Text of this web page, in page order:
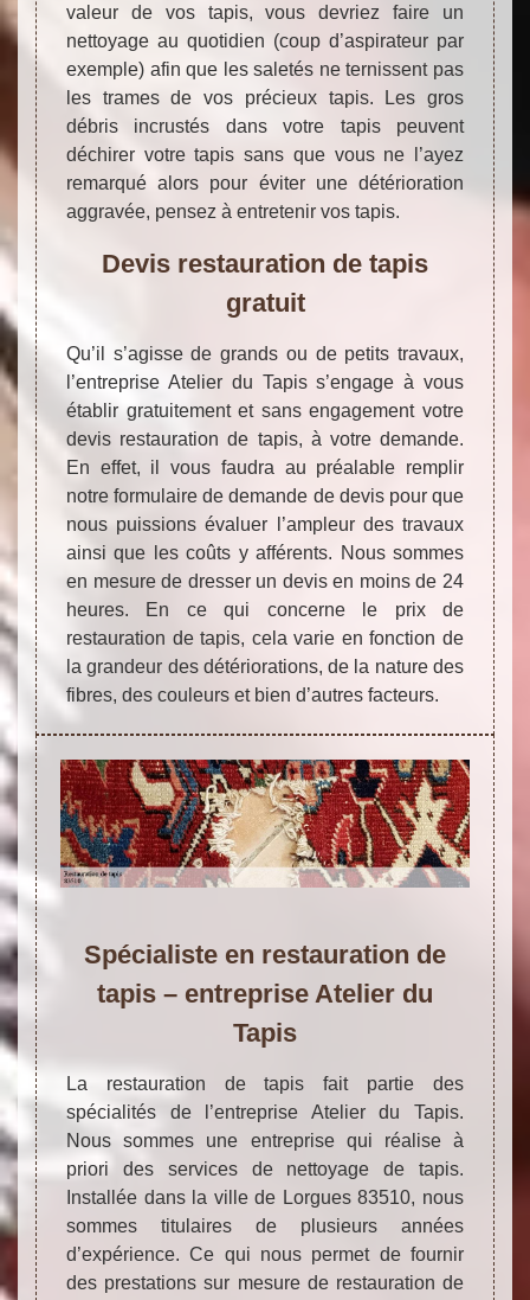
valeur de vos tapis, vous devriez faire un
nettoyage au quotidien (coup d’aspirateur par
exemple) afin que les saletés ne ternissent pas
les trames de vos précieux tapis. Les gros
débris incrustés dans votre tapis peuvent
déchirer votre tapis sans que vous ne l’ayez
remarqué alors pour éviter une détérioration
aggravée, pensez à entretenir vos tapis.
Devis restauration de tapis
gratuit
Qu’il s’agisse de grands ou de petits travaux,
l’entreprise Atelier du Tapis s’engage à vous
établir gratuitement et sans engagement votre
devis restauration de tapis, à votre demande.
En effet, il vous faudra au préalable remplir
notre formulaire de demande de devis pour que
nous puissions évaluer l’ampleur des travaux
ainsi que les coûts y afférents. Nous sommes
en mesure de dresser un devis en moins de 24
heures. En ce qui concerne le prix de
restauration de tapis, cela varie en fonction de
la grandeur des détériorations, de la nature des
fibres, des couleurs et bien d’autres facteurs.
Spécialiste en restauration de
tapis – entreprise Atelier du
Tapis
La restauration de tapis fait partie des
spécialités de l’entreprise Atelier du Tapis.
Nous sommes une entreprise qui réalise à
priori des services de nettoyage de tapis.
Installée dans la ville de Lorgues 83510, nous
sommes titulaires de plusieurs années
d’expérience. Ce qui nous permet de fournir
des prestations sur mesure de restauration de